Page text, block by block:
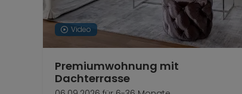
Video
Premiumwohnung mit
Dachterrasse